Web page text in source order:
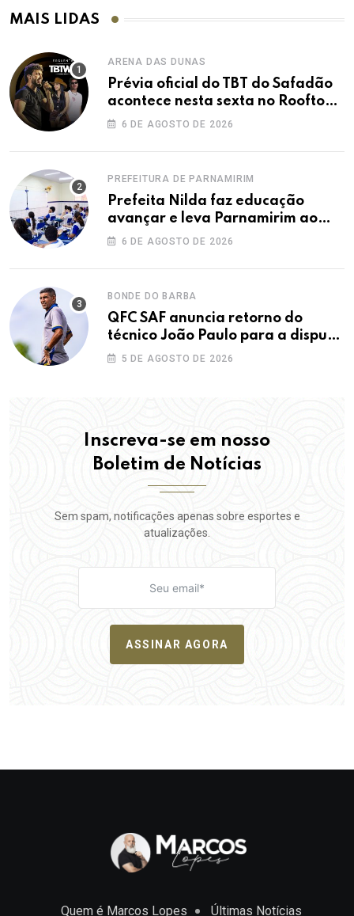
MAIS LIDAS
ARENA DAS DUNAS
Prévia oficial do TBT do Safadão
acontece nesta sexta no Rooftop
Dunas
6 DE AGOSTO DE 2026
PREFEITURA DE PARNAMIRIM
Prefeita Nilda faz educação
avançar e leva Parnamirim ao
maior IDEB da história dos anos
6 DE AGOSTO DE 2026
BONDE DO BARBA
QFC SAF anuncia retorno do
técnico João Paulo para a disputa
da elite do Campeonato Potiguar
5 DE AGOSTO DE 2026
Inscreva-se em nosso
Boletim de Notícias
Sem spam, notificações apenas sobre esportes e
atualizações.
ASSINAR AGORA
Quem é Marcos Lopes Últimas Notícias